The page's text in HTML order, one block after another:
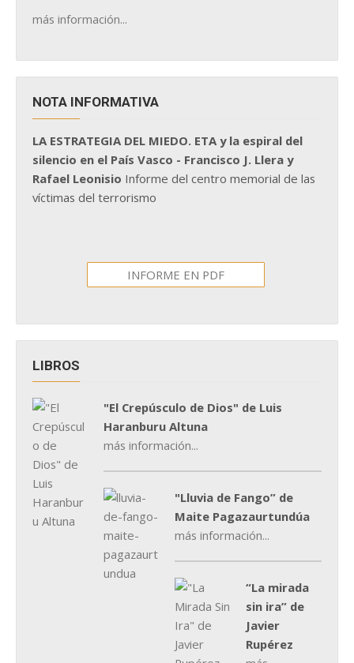
más información...
NOTA INFORMATIVA
LA ESTRATEGIA DEL MIEDO. ETA y la espiral del
silencio en el País Vasco - Francisco J. Llera y
Rafael Leonisio Informe del centro memorial de las
víctimas del terrorismo
INFORME EN PDF
LIBROS
"El Crepúsculo de Dios" de Luis
Haranburu Altuna
más información...
"Lluvia de Fango” de
Maite Pagazaurtundúa
más información...
“La mirada
sin ira” de
Javier
Rupérez